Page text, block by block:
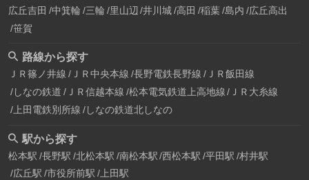
広丘吉田 中箕輪 三輪 里山辺 井川城 高田 稲葉 島内 広丘高出
笹賀
路線から探す
ＪＲ篠ノ井線 ＪＲ中央本線 長野電鉄長野線 ＪＲ飯田線
しなの鉄道 ＪＲ信越本線 松本電気鉄道上高地線
ＪＲ大糸線
上田電鉄別所線 しなの鉄道北しなの
駅から探す
松本駅 長野駅 北松本駅 南松本駅 西松本駅 平田駅 村井駅
広丘駅 市役所前駅 上田駅